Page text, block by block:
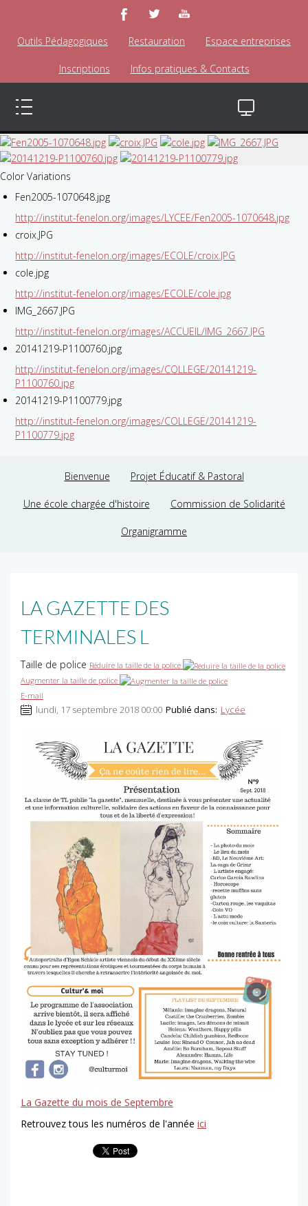
Outils Pédagogiques Restauration Espace entreprises
Inscriptions Infos pratiques & Contacts
Color Variations
Fen2005-1070648.jpg
http://institut-fenelon.org/images/LYCEE/Fen2005-1070648.jpg
croix.JPG
http://institut-fenelon.org/images/ECOLE/croix.JPG
cole.jpg
http://institut-fenelon.org/images/ECOLE/cole.jpg
IMG_2667.JPG
http://institut-fenelon.org/images/ACCUEIL/IMG_2667.JPG
20141219-P1100760.jpg
http://institut-fenelon.org/images/COLLEGE/20141219-
P1100760.jpg
20141219-P1100779.jpg
http://institut-fenelon.org/images/COLLEGE/20141219-
P1100779.jpg
Bienvenue Projet Éducatif & Pastoral
Une école chargée d'histoire Commission de Solidarité
Organigramme
LA GAZETTE DES
TERMINALES L
Taille de police Réduire la taille de la police
Augmenter la taille de police
E-mail
lundi, 17 septembre 2018 00:00 Publié dans: Lycée
La Gazette du mois de Septembre
Retrouvez tous les numéros de l'année ici